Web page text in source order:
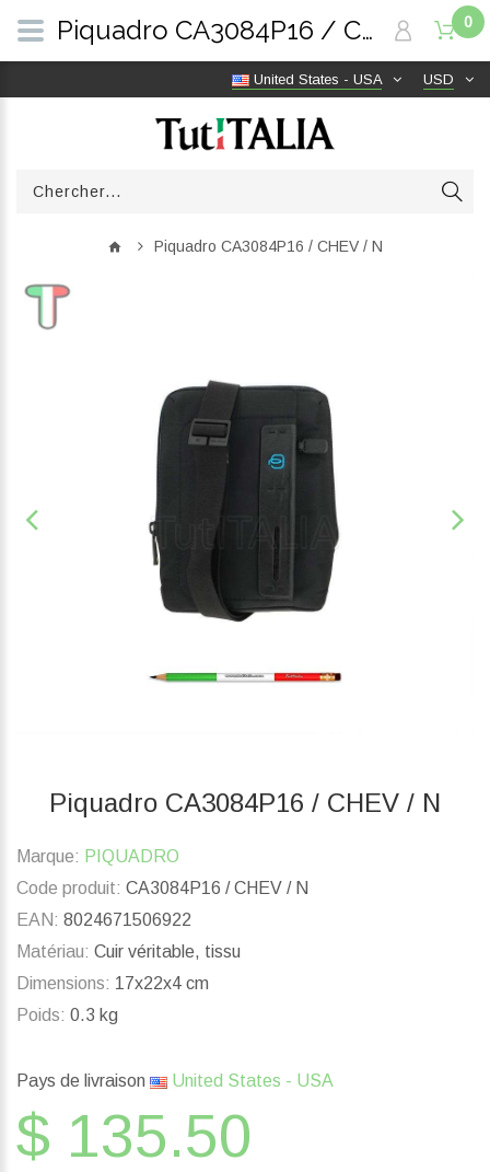
USD
United States - USA
0
Piquadro CA3084P16 / CHEV / N
Piquadro CA3084P16 / CHEV / N
Marque: PIQUADRO
Code produit: CA3084P16 / CHEV / N
EAN: 8024671506922
Matériau: Cuir véritable, tissu
Dimensions: 17x22x4 cm
Poids: 0.3 kg
Pays de livraison United States - USA
$ 135.50
Piquadro CA3084P16 / CHEV / N | TutITALIA